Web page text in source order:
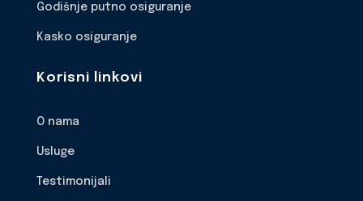
Godišnje putno osiguranje
Kasko osiguranje
Korisni linkovi
O nama
Usluge
Testimonijali